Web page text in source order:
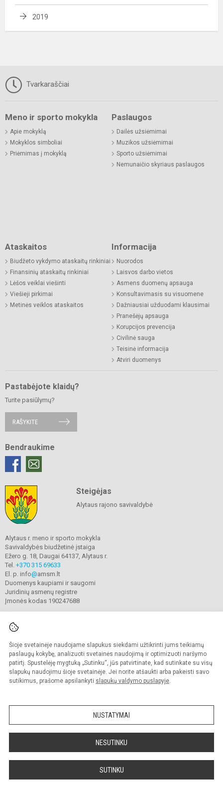
Šioje svetainėje naudojame slapukus siekdami užtikrinti jums teikiamų
paslaugų kokybę, analizuoti svetainės naudojimą ir optimizuoti naršymo
patirtį. Spustelėję mygtuką „Sutinku“, jūs patvirtinate, kad sutinkate su visų
slapukų naudojimu šioje svetainėje. Jei norite atšaukti arba pakeisti savo
sutikimus, prašome apsilankyti slapukų valdymo puslapyje.
NUSTATYMAI
NESUTINKU
SUTINKU
2019
Tvarkaraščiai
Meno ir sporto mokykla
Apie mokyklą
Mokyklos simboliai
Priėmimas į mokyklą
Paslaugos
Dailės užsiėmimai
Muzikos užsiėmimai
Sporto užsiėmimai
Nemunaičio skyriaus paslaugos
Ataskaitos
Biudžeto vykdymo ataskaitų rinkiniai
Finansinių ataskaitų rinkiniai
Lėšos veiklai viešinti
Viešieji pirkimai
Metinės veiklos ataskaitos
Informacija
Nuorodos
Laisvos darbo vietos
Asmens duomenų apsauga
Konsultavimasis su visuomene
Dažniausiai užduodami klausimai
Pranešėjų apsauga
Korupcijos prevencija
Civilinė sauga
Teisinė informacija
Atviri duomenys
Pastabėjote klaidų?
Turite pasiūlymų?
RAŠYKITE
Bendraukime
Steigėjas
Alytaus rajono savivaldybė
Alytaus r. meno ir sporto mokykla
Savivaldybės biudžetinė įstaiga
Ežero g. 18, Daugai 64137, Alytaus r.
Tel. +370 315 69633
El. p. info@amsm.lt
Duomenys kaupiami ir saugomi
Juridinių asmenų registre
Įmonės kodas 190247688
© 2020. Alytaus r. meno ir sporto mokykla. Visos teisės saugomos.
Kopijuoti turinį be raštiško mokyklos sutikimo griežtai draudžiama.
Prieinamumo paraiška Slapukų valdymas
Sumanus būdas atnaujinti